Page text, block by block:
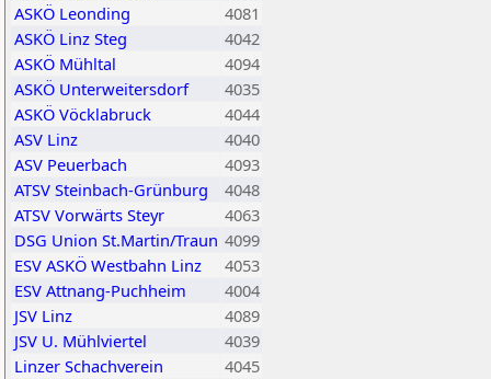
ASKÖ Leonding
4081
ASKÖ Linz Steg
4042
ASKÖ Mühltal
4094
ASKÖ Unterweitersdorf
4035
ASKÖ Vöcklabruck
4044
ASV Linz
4040
ASV Peuerbach
4093
ATSV Steinbach-Grünburg
4048
ATSV Vorwärts Steyr
4063
DSG Union St.Martin/Traun 4099
ESV ASKÖ Westbahn Linz
4053
ESV Attnang-Puchheim
4004
JSV Linz
4089
JSV U. Mühlviertel
4039
Linzer Schachverein
4045